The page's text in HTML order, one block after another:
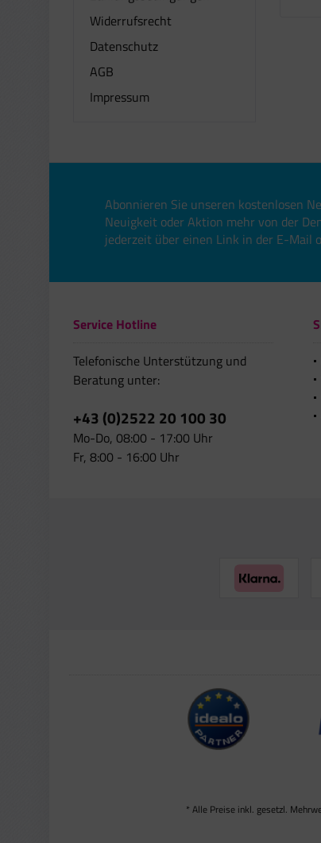
Widerrufsrecht
Datenschutz
AGB
Impressum
Abonnieren Sie unseren kostenlosen
Neuigkeit oder Aktion mehr von der
jederzeit über einen Link in der E-Mail
Service Hotline
Telefonische Unterstützung und
Beratung unter:
+43 (0)2522 20 100 30
Mo-Do, 08:00 - 17:00 Uhr
Fr, 8:00 - 16:00 Uhr
* Alle Preise inkl. gesetzl.